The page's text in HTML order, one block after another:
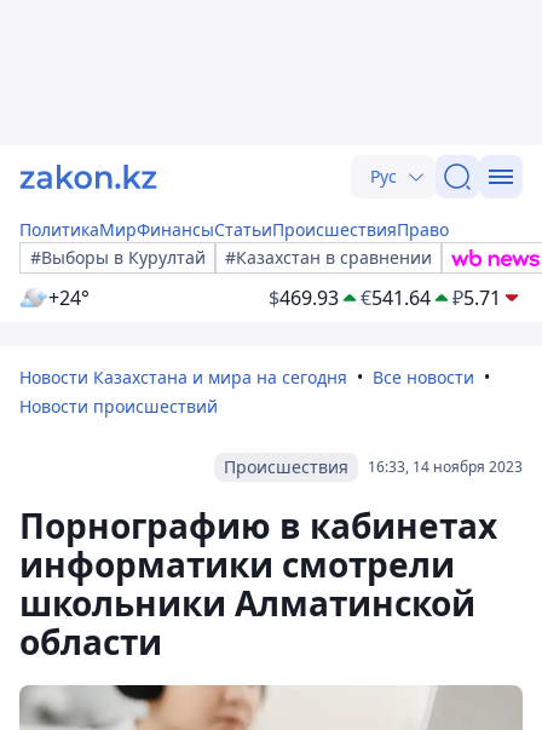
Рус
ПолитикаМирФинансыСтатьиПроисшествияПраво
#Выборы в Курултай
#Казахстан в сравнении
+24° $469.93 €541.64 ₽5.71
Новости Казахстана и мира на сегодня
Все новости
Новости происшествий
16:33, 14 ноября 2023
Происшествия
Порнографию в кабинетах
информатики смотрели
школьники Алматинской
области